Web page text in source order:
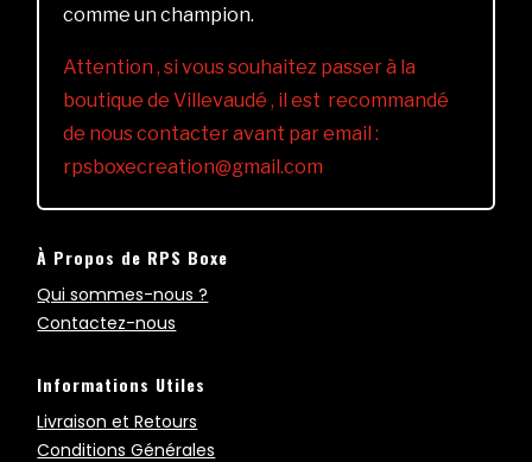
comme un champion.
Attention , si vous souhaitez passer à la
boutique de Villevaudé , il est recommandé
de nous contacter avant par email :
rpsboxecreation@gmail.com
À Propos de RPS Boxe
Qui sommes-nous ?
Contactez-nous
Informations Utiles
Livraison et Retours
Conditions Générales